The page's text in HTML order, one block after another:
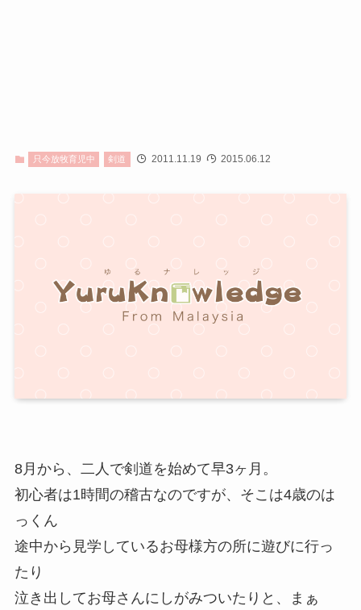
只今放牧育児中 剣道 2011.11.19 2015.06.12
8月から、二人で剣道を始めて早3ヶ月。
初心者は1時間の稽古なのですが、そこは4歳のは
っくん
途中から見学しているお母様方の所に遊びに行っ
たり
泣き出してお母さんにしがみついたりと、まぁ